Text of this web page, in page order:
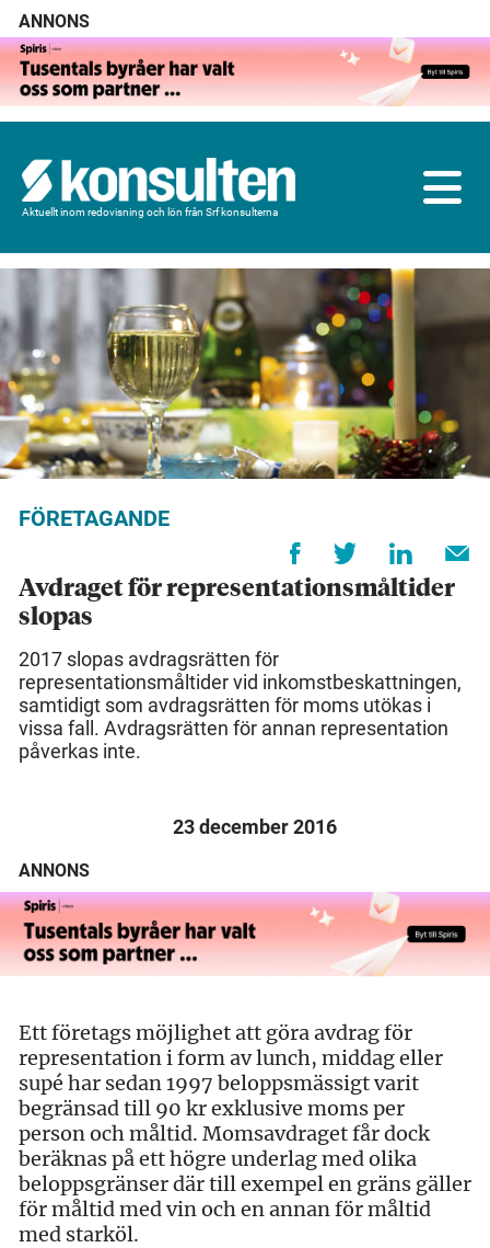
ANNONS
Aktuellt inom redovisning och lön från Srf konsulterna
FÖRETAGANDE
Avdraget för representationsmåltider
slopas
2017 slopas avdragsrätten för
representationsmåltider vid inkomstbeskattningen,
samtidigt som avdragsrätten för moms utökas i
vissa fall. Avdragsrätten för annan representation
påverkas inte.
23 december 2016
ANNONS
Ett företags möjlighet att göra avdrag för
representation i form av lunch, middag eller
supé har sedan 1997 beloppsmässigt varit
begränsad till 90 kr exklusive moms per
person och måltid. Momsavdraget får dock
beräknas på ett högre underlag med olika
beloppsgränser där till exempel en gräns gäller
för måltid med vin och en annan för måltid
med starköl.